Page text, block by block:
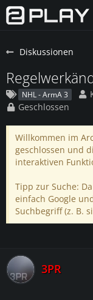
Diskussionen
NHL - ArmA 3
Geschlossen
Willkommen im
geschlossen und
interaktiven
Tipp zur Suche:
einfach Google
Suchbegriff (z. B.
3PR